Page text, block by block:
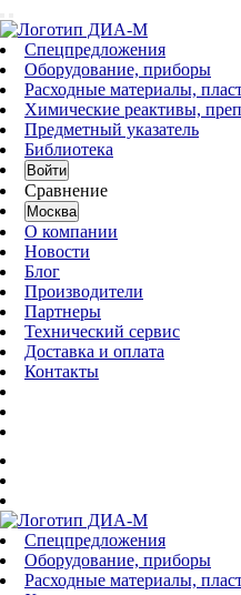
Спецпредложения
Оборудование, приборы
Расходные материалы,
Химические реактивы,
Предметный указатель
Библиотека
Войти
Сравнение
Москва
О компании
Новости
Блог
Производители
Партнеры
Технический сервис
Доставка и оплата
Контакты
Спецпредложения
Оборудование, приборы
Расходные материалы,